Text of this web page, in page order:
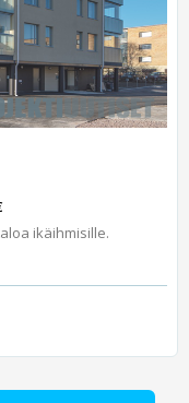
ikäihmisille.